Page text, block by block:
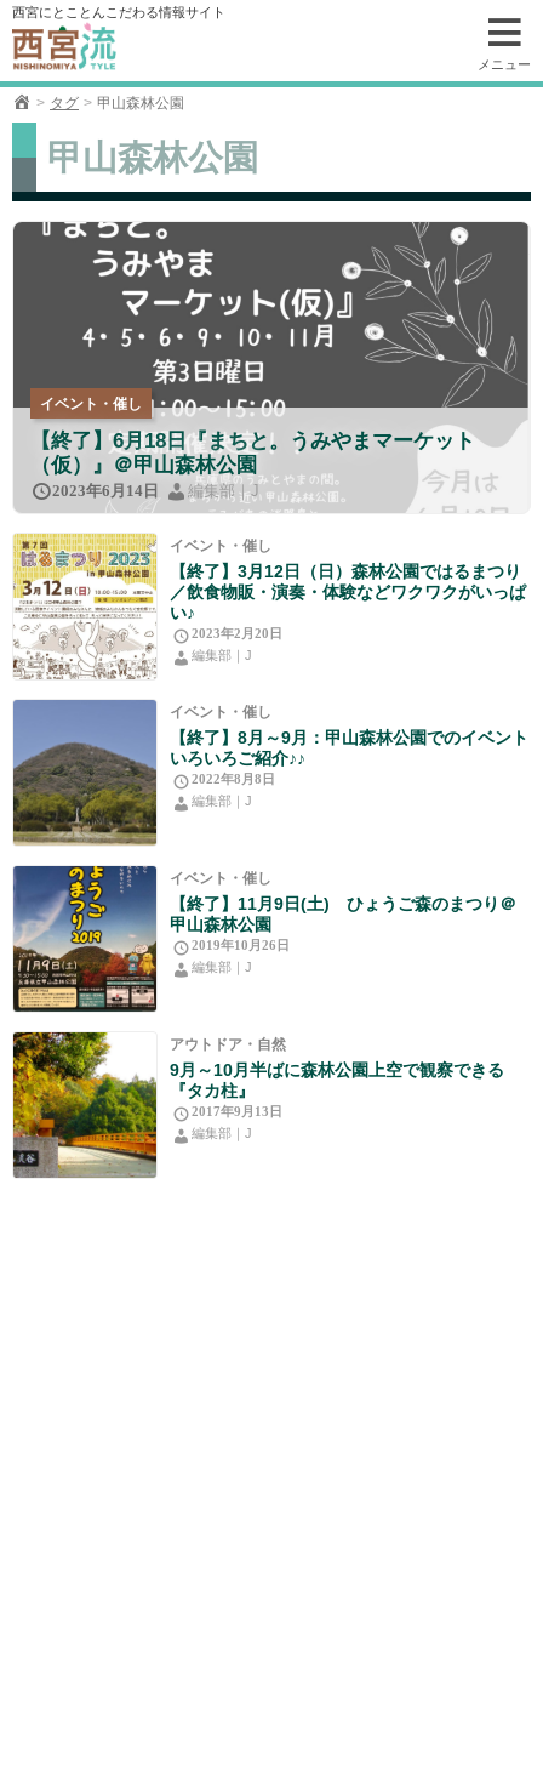
コ
ン
テ
ン
ツ
動
西宮にとことんこだわる情報サイト
メニュー
タグ 甲山森林公園
甲山森林公園
イベント・催し
【終了】6月18日『まちと。うみやまマーケット
（仮）』＠甲山森林公園
2023年6月14日 編集部｜J
イベント・催し
【終了】3月12日（日）森林公園ではるまつり
／飲食物販・演奏・体験などワクワクがいっぱ
い♪
2023年2月20日
編集部｜J
イベント・催し
【終了】8月～9月：甲山森林公園でのイベント
いろいろご紹介♪♪
2022年8月8日
編集部｜J
イベント・催し
【終了】11月9日(土) ひょうご森のまつり＠
甲山森林公園
2019年10月26日
編集部｜J
アウトドア・自然
9月～10月半ばに森林公園上空で観察できる
『タカ柱』
2017年9月13日
編集部｜J